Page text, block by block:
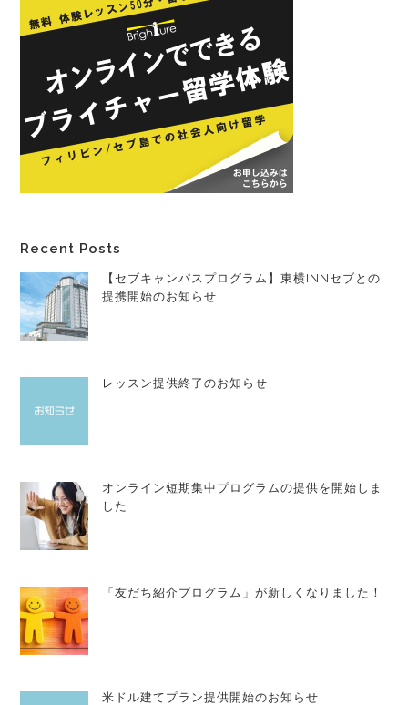
Recent Posts
【セブキャンパスプログラム】東横INNセブとの
提携開始のお知らせ
レッスン提供終了のお知らせ
オンライン短期集中プログラムの提供を開始しま
した
「友だち紹介プログラム」が新しくなりました！
米ドル建てプラン提供開始のお知らせ